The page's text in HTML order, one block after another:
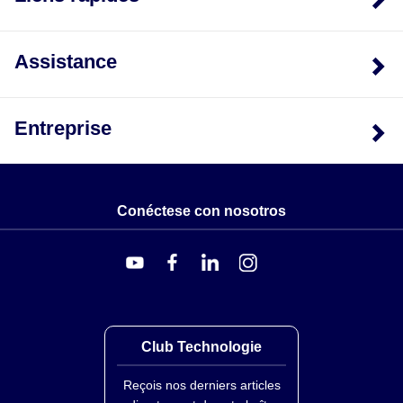
Assistance
Entreprise
Conéctese con nosotros
Club Technologie
Reçois nos derniers articles